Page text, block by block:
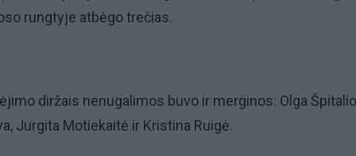
rungtyje atbėgo trečias.
diržais nenugalimos buvo ir merginos: Olga
Jurgita Motiekaitė ir Kristina Ruigė.